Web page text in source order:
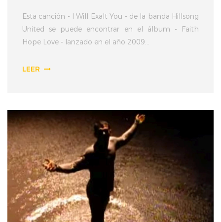
Esta canción - I Will Exalt You - de la banda Hillsong
United se puede encontrar en el álbum - Faith
Hope Love - lanzado en el año 2009...
LEER